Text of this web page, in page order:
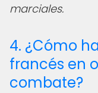
marciales.
4. ¿Cómo
francés en
combate?